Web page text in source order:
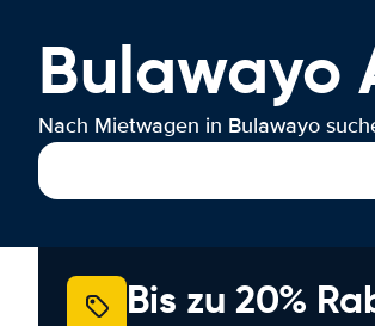
Bulawayo
Nach Mietwagen in Bulawayo
Bis zu 20%